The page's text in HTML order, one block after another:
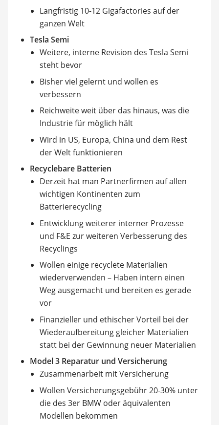
Langfristig 10-12 Gigafactories auf der
ganzen Welt
Tesla Semi
Weitere, interne Revision des Tesla Semi
steht bevor
Bisher viel gelernt und wollen es
verbessern
Reichweite weit über das hinaus, was die
Industrie für möglich hält
Wird in US, Europa, China und dem Rest
der Welt funktionieren
Recyclebare Batterien
Derzeit hat man Partnerfirmen auf allen
wichtigen Kontinenten zum
Batterierecycling
Entwicklung weiterer interner Prozesse
und F&E zur weiteren Verbesserung des
Recyclings
Wollen einige recyclete Materialien
wiederverwenden – Haben intern einen
Weg ausgemacht und bereiten es gerade
vor
Finanzieller und ethischer Vorteil bei der
Wiederaufbereitung gleicher Materialien
statt bei der Gewinnung neuer Materialien
Model 3 Reparatur und Versicherung
Zusammenarbeit mit Versicherung
Wollen Versicherungsgebühr 20-30% unter
die des 3er BMW oder äquivalenten
Modellen bekommen